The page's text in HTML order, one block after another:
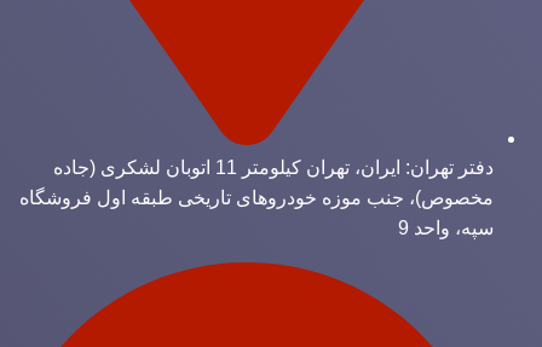
دفتر تهران: ایران، تهران کیلومتر 11 اتوبان لشکری (جاده
مخصوص)، جنب موزه خودروهای تاریخی طبقه اول فروشگاه
سپه، واحد 9